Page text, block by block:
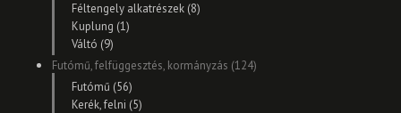
Féltengely alkatrészek (8)
Kuplung (1)
Váltó (9)
Futómű, felfüggesztés, kormányzás (124)
Futómű (56)
Kerék, felni (5)